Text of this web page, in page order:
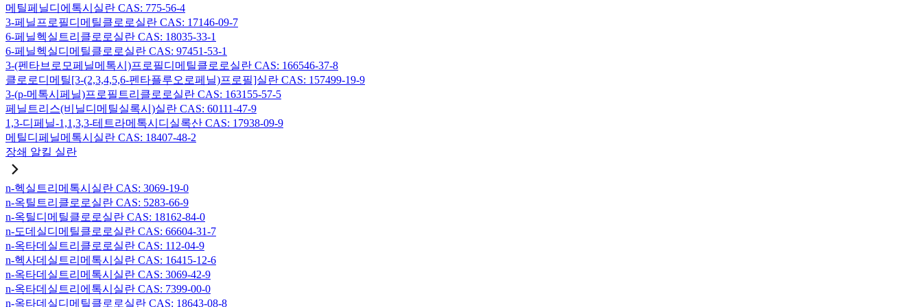
메틸페닐디에톡시실란 CAS: 775-56-4
3-페닐프로필디메틸클로로실란 CAS: 17146-09-7
6-페닐헥실트리클로로실란 CAS: 18035-33-1
6-페닐헥실디메틸클로로실란 CAS: 97451-53-1
3-(펜타브로모페닐메톡시)프로필디메틸클로로실란 CAS: 166546-37-8
클로로디메틸[3-(2,3,4,5,6-펜타플루오로페닐)프로필]실란 CAS: 157499-19-9
3-(p-메톡시페닐)프로필트리클로로실란 CAS: 163155-57-5
페닐트리스(비닐디메틸실록시)실란 CAS: 60111-47-9
1,3-디페닐-1,1,3,3-테트라메톡시디실록산 CAS: 17938-09-9
메틸디페닐메톡시실란 CAS: 18407-48-2
장쇄 알킬 실란
n-헥실트리메톡시실란 CAS: 3069-19-0
n-옥틸트리클로로실란 CAS: 5283-66-9
n-옥틸디메틸클로로실란 CAS: 18162-84-0
n-도데실디메틸클로로실란 CAS: 66604-31-7
n-옥타데실트리클로로실란 CAS: 112-04-9
n-헥사데실트리메톡시실란 CAS: 16415-12-6
n-옥타데실트리메톡시실란 CAS: 3069-42-9
n-옥타데실트리에톡시실란 CAS: 7399-00-0
n-옥타데실디메틸클로로실란 CAS: 18643-08-8